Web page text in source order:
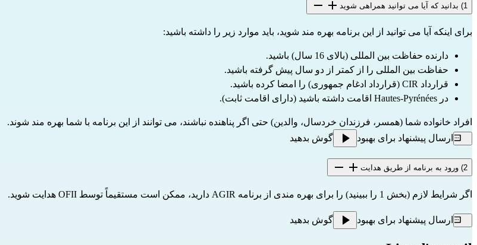
1) بدانید که آیا می توانید همراهی شوید
برای اینکه آیا می توانید از این برنامه بهره مند شوید، باید موارد زیر را داشته باشید:
دارنده حفاظت بین المللی (بالای 16 سال) باشید.
حفاظت بین المللی را از کمتر از دو سال پیش گرفته باشید.
قرارداد CIR (قرارداد ادغام جمهوری) را امضا کرده باشید.
در Hautes-Pyrénées اقامت داشته باشید (دارای اقامت ثابت).
افراد خانواده شما (همسر، فرزندان خردسال، والدین) حتی اگر پناهنده نباشند، می توانند از این برنامه با شما بهره مند شوند.
ارسال پیشنهاد برای بهبود
گوش بدهید
2) ورود به برنامه از طریق هدایت
اگر شرایط لازم (بخش 1 را ببینید) را برای بهره مندی از برنامه AGIR دارید، ممکن است مستقیماً توسط OFII هدایت شوید.
ارسال پیشنهاد برای بهبود گوش بدهید